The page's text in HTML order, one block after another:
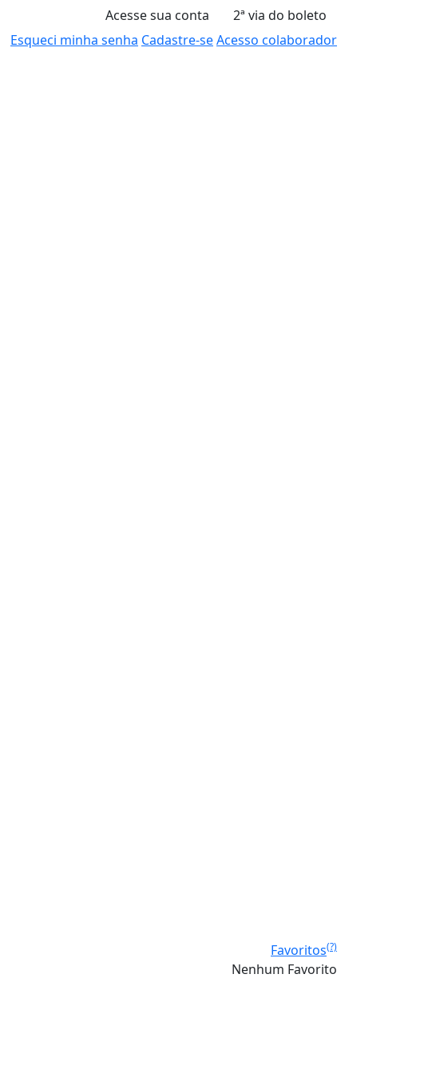
Acesse sua conta
2ª via do boleto
Esqueci minha senha Cadastre-seAcesso colaborador
Favoritos(?)
Nenhum Favorito